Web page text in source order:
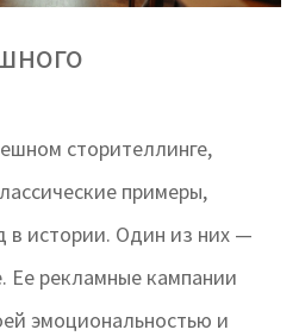
сторителлинге,
примеры,
в истории. Один из них —
Ее рекламные кампании
эмоциональностью и